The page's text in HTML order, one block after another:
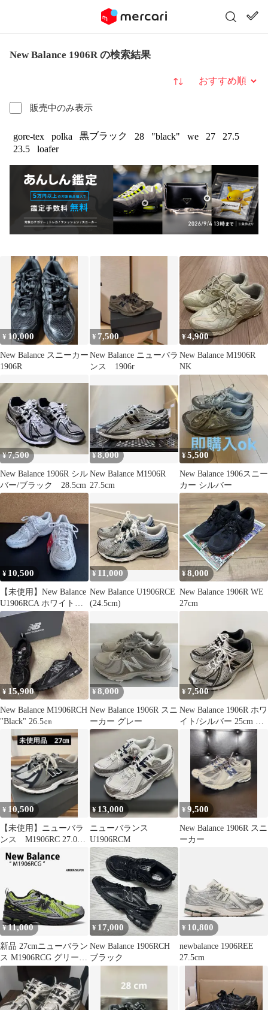
New Balance 1906R の検索結果
販売中のみ表示
並び替え
gore-tex polka 黒ブラック 28 "black" we 27
27.5
23.5
loafer
¥ 10,000
New Balance スニーカー
1906R
¥ 7,500
New Balance ニューバラ
ンス 1906r
¥4,900
New Balance M1906R
NK
¥7,500
New Balance 1906R シル
バー/ブラック 28.5cm
¥8,000
New Balance M1906R
27.5cm
¥5,500
New Balance 1906スニー
カー シルバー
¥ 10,500
【未使用】New Balance
U1906RCA ホワイト
25cm 男女兼用
¥11,000
New Balance U1906RCE
(24.5cm)
¥8,000
New Balance 1906R WE
27cm
¥ 15,900
New Balance M1906RCH
"Black" 26.5㎝
¥8,000
New Balance 1906R スニ
ーカー グレー
¥ 7,500
New Balance 1906R ホワ
イト/シルバー 25cm 人
気モデル
¥ 10,500
【未使用】ニューバラ
ンス M1906RC 27.0cm
未使用
¥ 13,000
ニューバランス
U1906RCM
¥9,500
New Balance 1906R スニ
ーカー
¥ 11,000
新品 27cmニューバラン
ス M1906RCG グリーン
シルバー 1906R
¥ 17,000
New Balance 1906RCH
ブラック
¥ 10,800
newbalance 1906REE
27.5cm